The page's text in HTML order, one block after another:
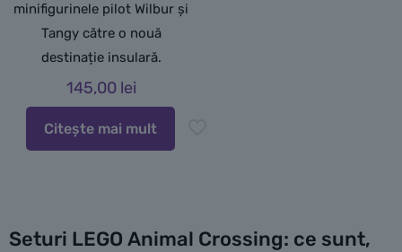
minifigurinele pilot Wilbur și
Tangy către o nouă
destinație insulară.
145,00 lei
Citește mai mult
Seturi LEGO Animal Crossing: ce sunt,